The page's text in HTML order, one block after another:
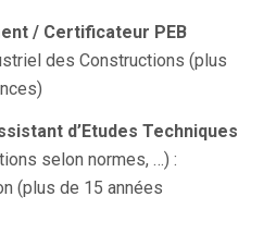
/ Certificateur PEB
des Constructions (plus
d’Etudes Techniques
selon normes, …) :
(plus de 15 années